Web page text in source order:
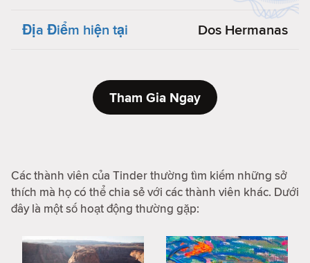
Địa Điểm hiện tại Dos Hermanas
Tham Gia Ngay
Các thành viên của Tinder thường tìm kiếm những sở
thích mà họ có thể chia sẻ với các thành viên khác. Dưới
đây là một số hoạt động thường gặp: